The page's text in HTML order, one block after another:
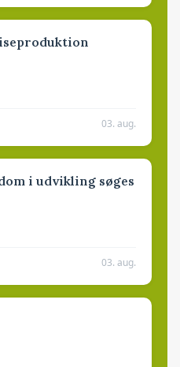
03. aug.
i udvikling søges
03. aug.